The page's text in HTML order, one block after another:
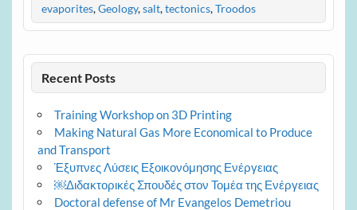
evaporites,Geology,salt,tectonics,Troodos
Recent Posts
Training Workshop on 3D Printing
Making Natural Gas More Economical to Produce
and Transport
Έξυπνες Λύσεις Εξοικονόμησης Ενέργειας
￼Διδακτορικές Σπουδές στον Τομέα της Ενέργειας
Doctoral defense of Mr Evangelos Demetriou